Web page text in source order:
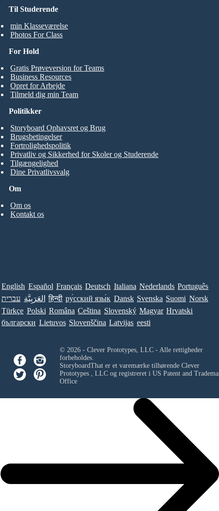
Til Studerende
min Klasseværelse
Photos For Class
For Hold
Gratis Prøveversion for Teams
Business Resources
Opret for Arbejde
Tilmeld dig min Team
Om
Om os
Kontakt os
Politikker
Storyboard Ophavsret og Brug
Brugsbetingelser
Fortrolighedspolitik
Privatliv og Sikkerhed for Skoler og Studerende
Tilgængelighed
Dine Privatlivsvalg
English Español Français Deutsch Italiana Nederlands Português
עברית العَرَبِيَّة हिन्दी ру́сский язы́к Dansk Svenska Suomi Norsk
Türkçe Polski Româna Ceština Slovenský Magyar Hrvatski
български Lietuvos Slovenščina Latvijas eesti
© 2026 - Clever Prototypes, LLC - Alle rettigheder
forbeholdes.
StoryboardThat er et varemærke tilhørende Clever
Prototypes , LLCog registreret i US Patent and
Office